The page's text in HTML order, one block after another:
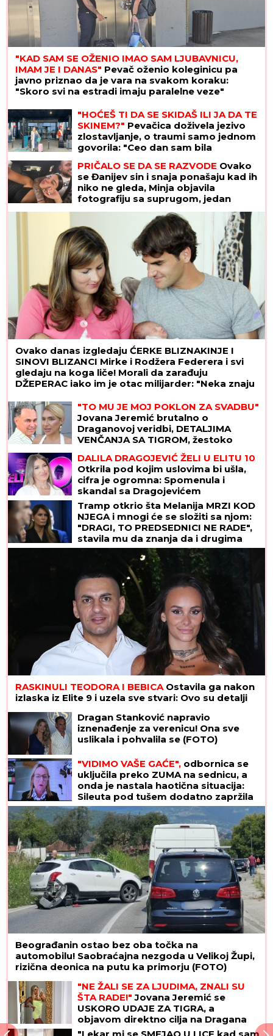
"KAD SAM SE OŽENIO IMAO SAM LJUBAVNICU,
IMAM JE I DANAS" Pevač oženio koleginicu pa
javno priznao da je vara na svakom koraku:
"Skoro svi na estradi imaju paralelne veze"
"HOĆEŠ TI DA SE SKIDAŠ ILI JA DA TE
SKINEM?" Pevačica doživela jezivo
zlostavljanje, o traumi samo jednom
govorila: "Ceo dan sam bila
zaključana"
PRIČALO SE DA SE RAZVODE Ovako
se Đanijev sin i snaja ponašaju kad ih
niko ne gleda, Minja objavila
fotografiju sa suprugom, jedan
detalj jasno otkriva u kakvom su
Ovako danas izgledaju ĆERKE BLIZNAKINJE I
SINOVI BLIZANCI Mirke i Rodžera Federera i svi
gledaju na koga liče! Morali da zarađuju
DŽEPERAC iako im je otac milijarder: "Neka znaju
"TO MU JE MOJ POKLON ZA SVADBU"
Jovana Jeremić brutalno o
Draganovoj veridbi, DETALJIMA
VENČANJA SA TIGROM, žestoko
preti:"Nisam ušla u pekaru da pravim
kiflice" (VIDEO)
DALILA DRAGOJEVIĆ ŽELI U ELITU 10
Otkrila pod kojim uslovima bi ušla,
cifra je ogromna: Spomenula i
skandal sa Dragojevićem
Tramp otkrio šta Melanija MRZI KOD
NJEGA i mnogi će se složiti sa njom:
"DRAGI, TO PREDSEDNICI NE RADE",
stavila mu da znanja da i drugima
smeta, ali se pretvaraju - iz
pristojnosti
RASKINULI TEODORA I BEBICAOstavila ga nakon
izlaska iz Elite 9 i uzela sve stvari: Ovo su detalji
Dragan Stanković napravio
iznenađenje za verenicu! Ona sve
uslikala i pohvalila se (FOTO)
"VIDIMO VAŠE GAĆE", odbornica se
uključila preko ZUMA na sednicu, a
onda je nastala haotična situacija:
Sileuta pod tušem dodatno zapržila
čorbu
Beograđanin ostao bez oba točka na
automobilu! Saobraćajna nezgoda u Velikoj Župi,
rizična deonica na putu ka primorju (FOTO)
"NE ŽALI SE ZA LJUDIMA, ZNALI SU
ŠTA RADE!" Jovana Jeremić se
USKORO UDAJE ZA TIGRA, a
objavom direktno cilja na Dragana
Stankovića